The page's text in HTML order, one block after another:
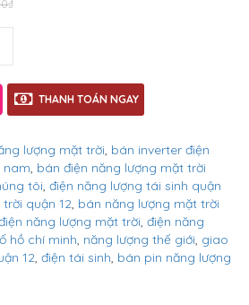
₫
THANH TOÁN NGAY
lượng mặt trời, bán inverter điện
nam, bán điện năng lượng mặt trời
tôi, điện năng lượng tái sinh quận
quận 12, bán năng lượng mặt trời
năng lượng mặt trời, điện năng
hồ chí minh, năng lượng thế giới, giao
12, điện tái sinh, bán pin năng lượng